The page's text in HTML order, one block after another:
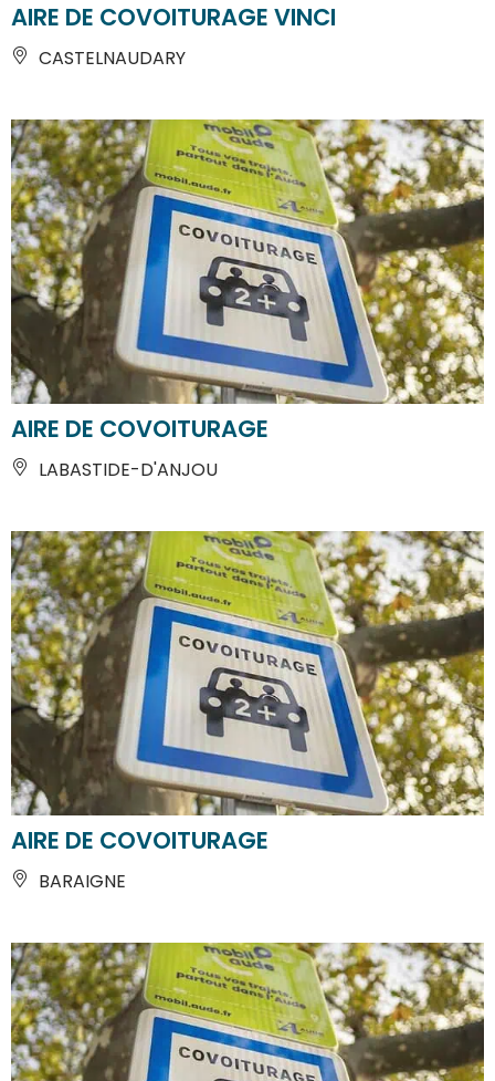
AIRE DE COVOITURAGE VINCI
CASTELNAUDARY
AIRE DE COVOITURAGE
LABASTIDE-D'ANJOU
AIRE DE COVOITURAGE
BARAIGNE